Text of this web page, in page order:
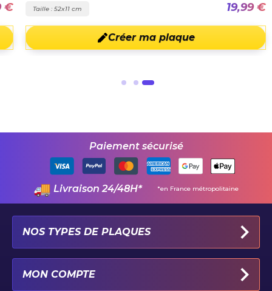
€ Taille : 52x11 cm 19,99 €
Créer ma plaque
Paiement sécurisé
Livraison 24/48H* *en France métropolitaine
NOS TYPES DE PLAQUES
MON COMPTE